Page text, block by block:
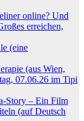
online? Und
erreichen,
(eine
(aus Wien,
07.06.26 im Tipi
Story – Ein Film
(auf Deutsch